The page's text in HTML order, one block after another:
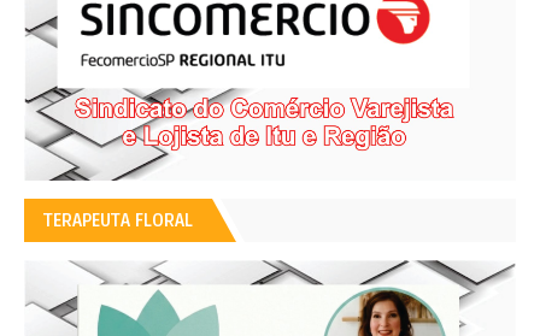
TERAPEUTA FLORAL